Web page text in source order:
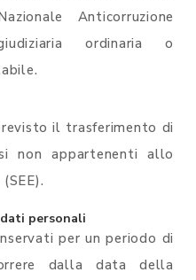
Anticorruzione
ordinaria o
il trasferimento di
non appartenenti allo
personali
per un periodo di
dalla data della